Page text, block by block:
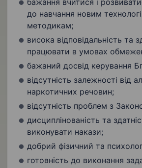
до навчання новим
методикам;
висока відповідальність та
працювати в умовах
бажаний досвід керування
відсутність залежності від
наркотичних речовин;
відсутність проблем з
дисциплінованість та
виконувати накази;
добрий фізичний та
готовність до виконання